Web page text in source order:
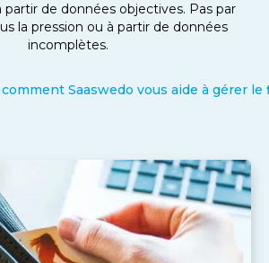
partir de données objectives. Pas par
la pression ou à partir de données
incomplètes.
Saaswedo vous aide à gérer